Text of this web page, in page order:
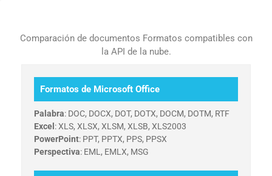
Comparación de documentos Formatos compatibles con
la API de la nube.
Formatos de Microsoft Office
Palabra: DOC, DOCX, DOT, DOTX, DOCM, DOTM, RTF
Excel : XLS, XLSX, XLSM, XLSB, XLS2003
PowerPoint: PPT, PPTX, PPS, PPSX
Perspectiva: EML, EMLX, MSG